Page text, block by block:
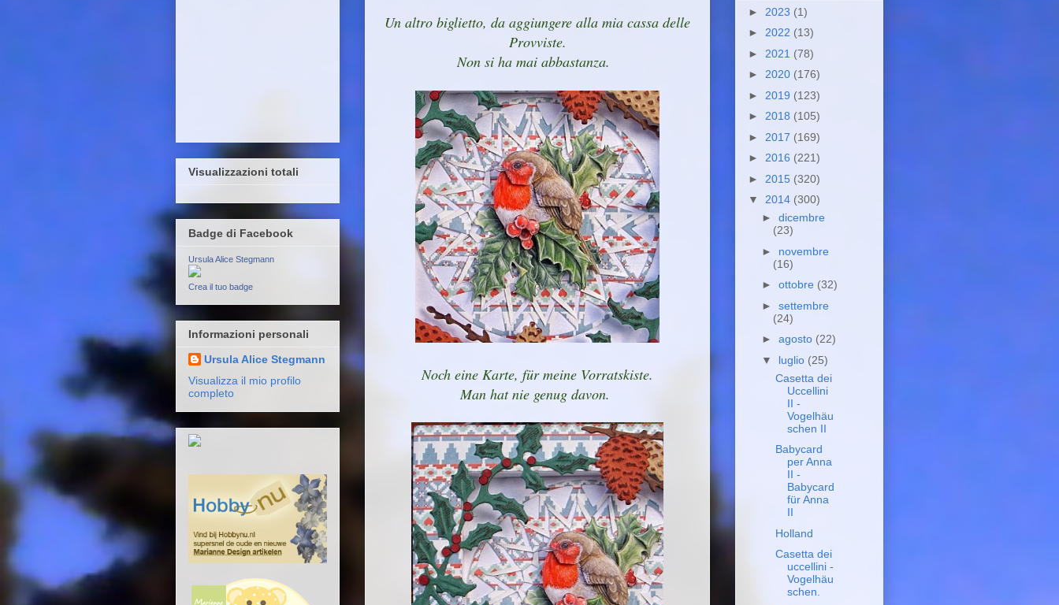
Un altro biglietto, da aggiungere alla mia cassa delle
Provviste.
Non si ha mai abbastanza.
Noch eine Karte, für meine Vorratskiste.
Man hat nie genug davon.
Visualizzazioni totali
Badge di Facebook
Ursula Alice Stegmann
Crea il tuo badge
Informazioni personali
Ursula Alice Stegmann
Visualizza il mio profilo
completo
► 2023 (1)
► 2022 (13)
► 2021 (78)
► 2020 (176)
► 2019 (123)
► 2018 (105)
► 2017 (169)
► 2016 (221)
► 2015 (320)
▼ 2014 (300)
► dicembre
(23)
► novembre
(16)
► ottobre (32)
► settembre
(24)
► agosto (22)
▼ luglio (25)
Casetta dei
Uccellini
II -
Vogelhäu
schen II
Babycard
per Anna
II -
Babycard
für Anna
II
Holland
Casetta dei
uccellini -
Vogelhäu
schen.